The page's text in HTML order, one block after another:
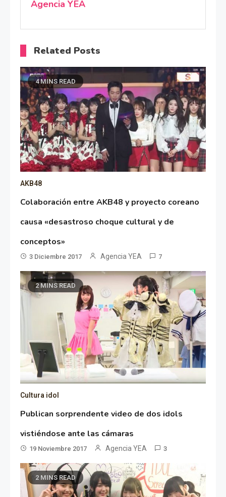
Agencia YEA
Related Posts
4 MINS READ
AKB48
Colaboración entre AKB48 y proyecto coreano
causa «desastroso choque cultural y de
conceptos»
3 Diciembre 2017 Agencia YEA 7
2 MINS READ
Cultura idol
Publican sorprendente video de dos idols
vistiéndose ante las cámaras
19 Noviembre 2017 Agencia YEA 3
2 MINS READ